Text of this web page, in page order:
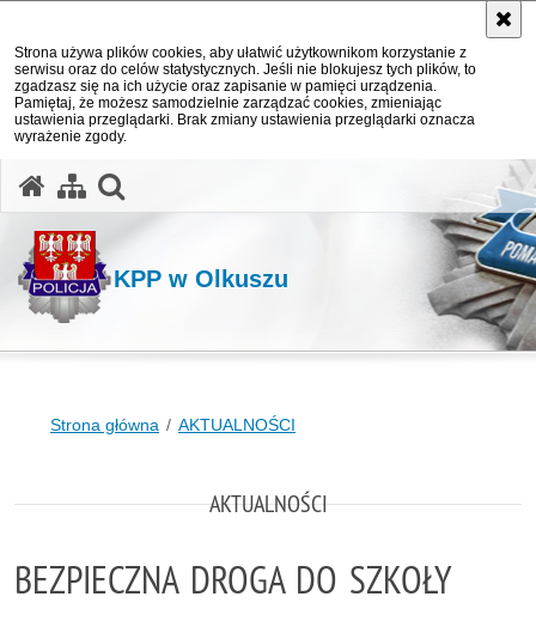
Strona używa plików cookies, aby ułatwić użytkownikom korzystanie z
serwisu oraz do celów statystycznych. Jeśli nie blokujesz tych plików, to
zgadzasz się na ich użycie oraz zapisanie w pamięci urządzenia.
Pamiętaj, że możesz samodzielnie zarządzać cookies, zmieniając
ustawienia przeglądarki. Brak zmiany ustawienia przeglądarki oznacza
wyrażenie zgody.
KPP w Olkuszu
Strona główna AKTUALNOŚCI
AKTUALNOŚCI
BEZPIECZNA DROGA DO SZKOŁY